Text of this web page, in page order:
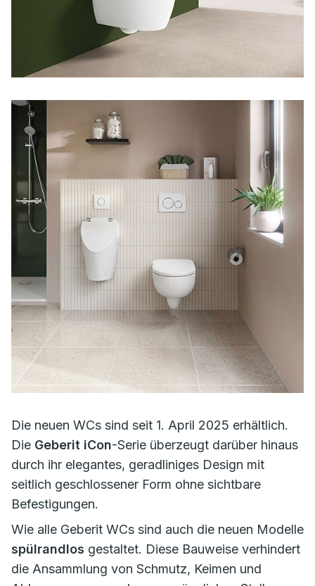
Die neuen WCs sind seit 1. April 2025 erhältlich.
Die Geberit iCon-Serie überzeugt darüber hinaus
durch ihr elegantes, geradliniges Design mit
seitlich geschlossener Form ohne sichtbare
Befestigungen.
Wie alle Geberit WCs sind auch die neuen Modelle
spülrandlos gestaltet. Diese Bauweise verhindert
die Ansammlung von Schmutz, Keimen und